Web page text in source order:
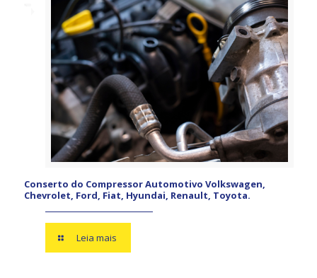
Conserto do Compressor Automotivo Volkswagen,
Chevrolet, Ford, Fiat, Hyundai, Renault, Toyota.
Leia mais